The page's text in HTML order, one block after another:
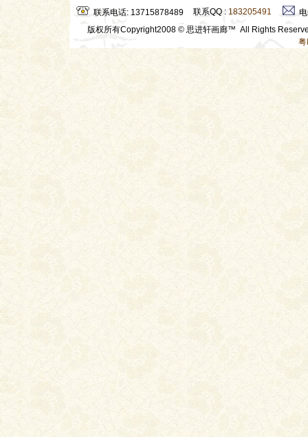
联系电话: 13715878489 联系QQ : 183205491
版权所有Copyright2008 © 思进轩画廊™ All Rights